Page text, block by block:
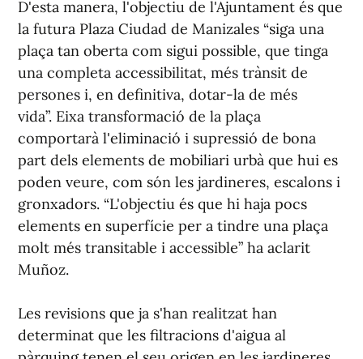
D'esta manera, l'objectiu de l'Ajuntament és que
la futura Plaza Ciudad de Manizales “siga una
plaça tan oberta com sigui possible, que tinga
una completa accessibilitat, més trànsit de
persones i, en definitiva, dotar-la de més
vida”. Eixa transformació de la plaça
comportarà l'eliminació i supressió de bona
part dels elements de mobiliari urbà que hui es
poden veure, com són les jardineres, escalons i
gronxadors. “L'objectiu és que hi haja pocs
elements en superfície per a tindre una plaça
molt més transitable i accessible” ha aclarit
Muñoz.
Les revisions que ja s'han realitzat han
determinat que les filtracions d'aigua al